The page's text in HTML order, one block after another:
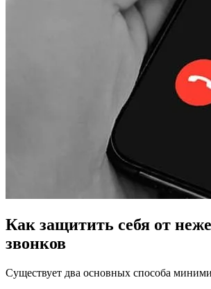
Как защитить себя от
звонков
Существует два основных способа